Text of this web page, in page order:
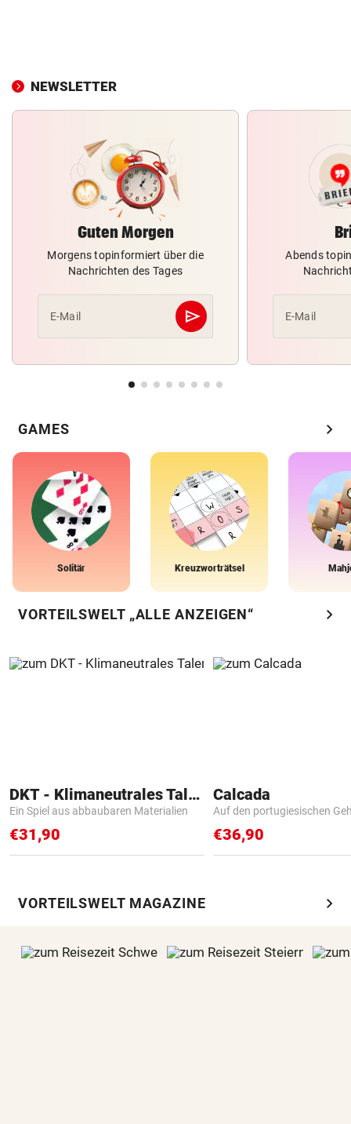
NEWSLETTER
Guten Morgen
Morgens topinformiert über die
Nachrichten des Tages
E-Mail send
Abschicken
Abends
E-Mail
GAMES chevron_right
Solitär Kreuzworträtsel
VORTEILSWELT „ALLE ANZEIGEN“ chevron_right
DKT - Klimaneutrales Talent
Ein Spiel aus abbaubaren Materialien
€31,90
Calcada
Auf den portugiesischen
€36,90
VORTEILSWELT MAGAZINE chevron_right